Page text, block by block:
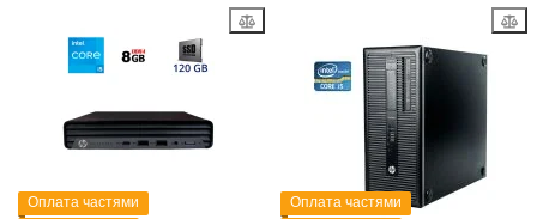
Оплата частями
Оплата частями